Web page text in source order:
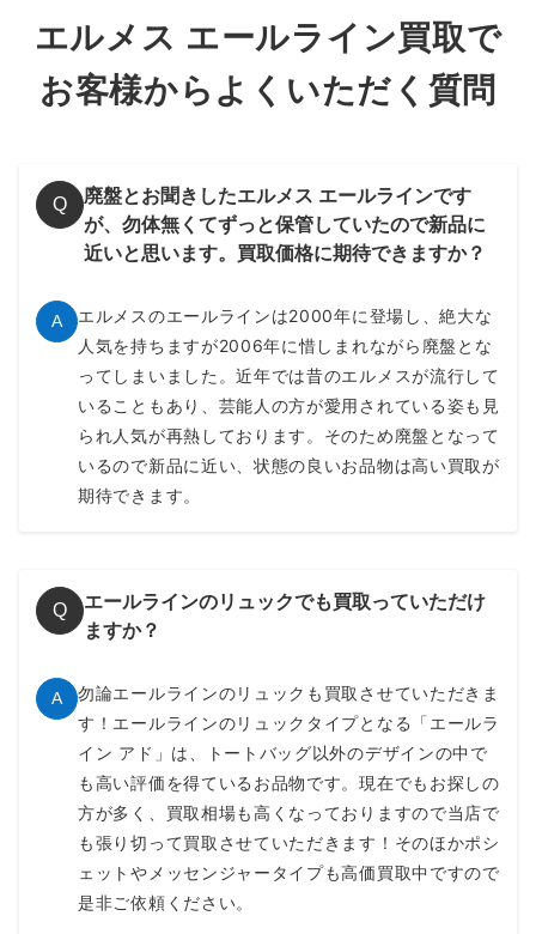
す。エールラインはバッグだけでなく財布も高価買取が狙えま
す。
～15,000円買取
エルメス エールライン買取で
お客様からよくいただく質問
Q
廃盤とお聞きしたエルメス エールラインです
が、勿体無くてずっと保管していたので新品に
近いと思います。買取価格に期待できますか？
A
エルメスのエールラインは2000年に登場し、絶大な
人気を持ちますが2006年に惜しまれながら廃盤とな
ってしまいました。近年では昔のエルメスが流行して
いることもあり、芸能人の方が愛用されている姿も見
られ人気が再熱しております。そのため廃盤となって
いるので新品に近い、状態の良いお品物は高い買取が
期待できます。
Q
エールラインのリュックでも買取っていただけ
ますか？
A
勿論エールラインのリュックも買取させていただきま
す！エールラインのリュックタイプとなる「エールラ
イン アド」は、トートバッグ以外のデザインの中で
も高い評価を得ているお品物です。現在でもお探しの
方が多く、買取相場も高くなっておりますので当店で
も張り切って買取させていただきます！そのほかポシ
ェットやメッセンジャータイプも高価買取中ですので
是非ご依頼ください。